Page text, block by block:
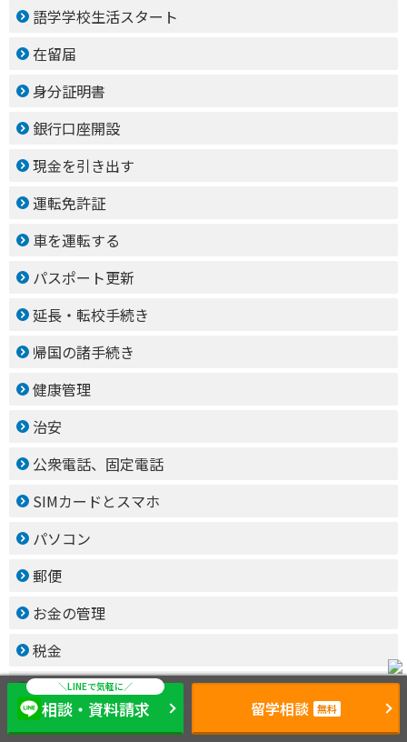
語学学校生活スタート
在留届
身分証明書
銀行口座開設
現金を引き出す
運転免許証
車を運転する
パスポート更新
延長・転校手続き
帰国の諸手続き
健康管理
治安
公衆電話、固定電話
SIMカードとスマホ
パソコン
郵便
お金の管理
税金
病気になったら
病院英語用語集
相談・資料請求 留学相談 無料